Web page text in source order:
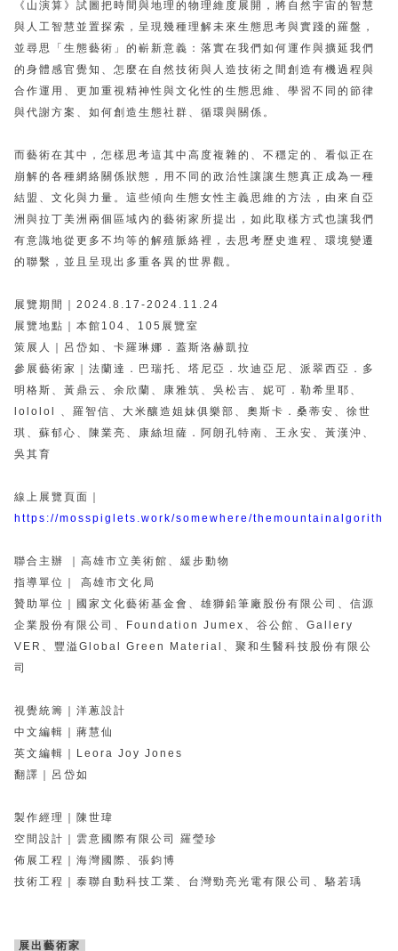
典藏3D手上Run
2021 TAKAO．台客．南方HUE：李俊賢
2021高雄獎
2019 奔‧月—劉國松
感動虎 高美特展
感動牛 高美特展
尋寶高雄 - 校園推廣教材
《山演算》試圖把時間與地理的物理維度展開，將自然宇宙的智慧
與人工智慧並置探索，呈現幾種理解未來生態思考與實踐的羅盤，
並尋思「生態藝術」的嶄新意義：落實在我們如何運作與擴延我們
的身體感官覺知、怎麼在自然技術與人造技術之間創造有機過程與
合作運用、更加重視精神性與文化性的生態思維、學習不同的節律
與代謝方案、如何創造生態社群、循環與關係。
而藝術在其中，怎樣思考這其中高度複雜的、不穩定的、看似正在
崩解的各種網絡關係狀態，用不同的政治性讓讓生態真正成為一種
結盟、文化與力量。這些傾向生態女性主義思維的方法，由來自亞
洲與拉丁美洲兩個區域內的藝術家所提出，如此取樣方式也讓我們
有意識地從更多不均等的解殖脈絡裡，去思考歷史進程、環境變遷
的聯繫，並且呈現出多重各異的世界觀。
展覽期間｜2024.8.17-2024.11.24
展覽地點｜本館104、105展覽室
策展人｜呂岱如、 卡羅琳娜．蓋斯洛赫凱拉
參展藝術家｜ 法蘭達．巴瑞托、塔尼亞．坎迪亞尼、派翠西亞．多
明格斯、 黃鼎云、余欣蘭、康雅筑、吳松吉、妮可．勒希里耶、
lololol 、羅智信、大米釀造姐妹俱樂部、 奧斯卡．桑蒂安、 徐世
琪、蘇郁心、陳業亮、 康絲坦薩．阿朗孔特南、 王永安、黃漢沖、
吳其育
線上展覽頁面｜
https://mosspiglets.work/somewhere/
聯合主辦 ｜高雄市立美術館、緩步動物
指導單位｜ 高雄市文化局
贊助單位｜國家文化藝術基金會、雄獅鉛筆廠股份有限公司、信源
企業股份有限公司、Foundation Jumex、谷公館、Gallery
VER、豐溢Global Green Material、聚和生醫科技股份有限公
司
視覺統籌｜洋蔥設計
中文編輯｜蔣慧仙
英文編輯｜Leora Joy Jones
翻譯｜呂岱如
製作經理｜陳世瑋
空間設計｜雲意國際有限公司 羅瑩珍
佈展工程｜海灣國際、張鈞博
技術工程｜泰聯自動科技工業、台灣勁亮光電有限公司、駱若瑀
展出藝術家